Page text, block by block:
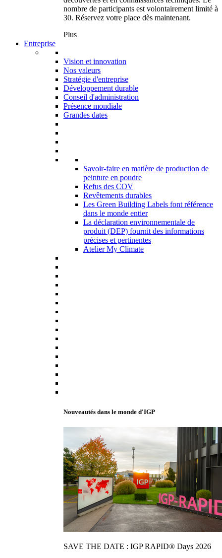
nombre de participants est volontairement limité à
30. Réservez votre place dès maintenant.
Plus
Entreprise
Vision et innovation
Nos valeurs
Stratégie d'entreprise
Développement durable
Conseil d'administration
Présence mondiale
Grandes dates
Savoir-faire en matière de production de
peinture en poudre
Refus des COV
Revêtements durables
Les Green Building Labels font référence
dans le monde entier
La déclaration environnementale de
produit (DEP) fournit des informations
précises et pertinentes
Atelier My Climate
Nouveautés dans le monde d'IGP
SAVE THE DATE : IGP RAPID® Days 2026